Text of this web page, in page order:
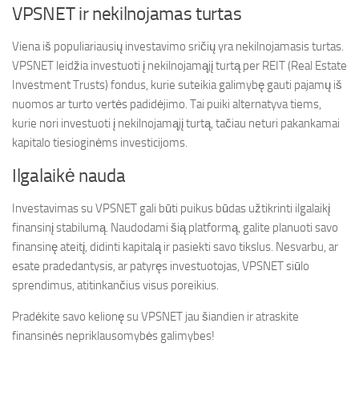
VPSNET ir nekilnojamas turtas
Viena iš populiariausių investavimo sričių yra nekilnojamasis turtas.
VPSNET leidžia investuoti į nekilnojamąjį turtą per REIT (Real Estate
Investment Trusts) fondus, kurie suteikia galimybę gauti pajamų iš
nuomos ar turto vertės padidėjimo. Tai puiki alternatyva tiems,
kurie nori investuoti į nekilnojamąjį turtą, tačiau neturi pakankamai
kapitalo tiesioginėms investicijoms.
Ilgalaikė nauda
Investavimas su VPSNET gali būti puikus būdas užtikrinti ilgalaikį
finansinį stabilumą. Naudodami šią platformą, galite planuoti savo
finansinę ateitį, didinti kapitalą ir pasiekti savo tikslus. Nesvarbu, ar
esate pradedantysis, ar patyręs investuotojas, VPSNET siūlo
sprendimus, atitinkančius visus poreikius.
Pradėkite savo kelionę su VPSNET jau šiandien ir atraskite
finansinės nepriklausomybės galimybes!